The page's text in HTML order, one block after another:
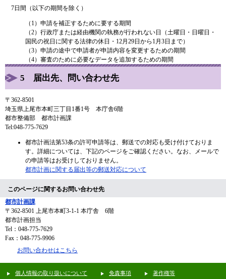
7日間（以下の期間を除く）
（1）申請を補正するために要する期間
（2）行政庁または経由機関の執務が行われない日（土曜日・日曜日・
国民の祝日に関する法律の休日・12月29日から1月3日まで）
（3）申請の途中で申請者が申請内容を変更するための期間
（4）審査のために必要なデータを追加するための期間
5 届出先、問い合わせ先
〒362-8501
埼玉県上尾市本町三丁目1番1号 本庁舎6階
都市整備部 都市計画課
Tel:048-775-7629
都市計画法第53条の許可申請等は、郵送での対応も受け付けておりま
す。詳細については、下記のページをご確認ください。なお、メールで
の申請等はお受けしておりません。
都市計画に関する届出等の郵送対応について
このページに関するお問い合わせ先
都市計画課
〒362-8501 上尾市本町3-1-1 本庁舎 6階
都市計画担当
Tel：048-775-7629
Fax：048-775-9906
お問い合わせはこちら
個人情報の取り扱いについて 免責事項 著作権等